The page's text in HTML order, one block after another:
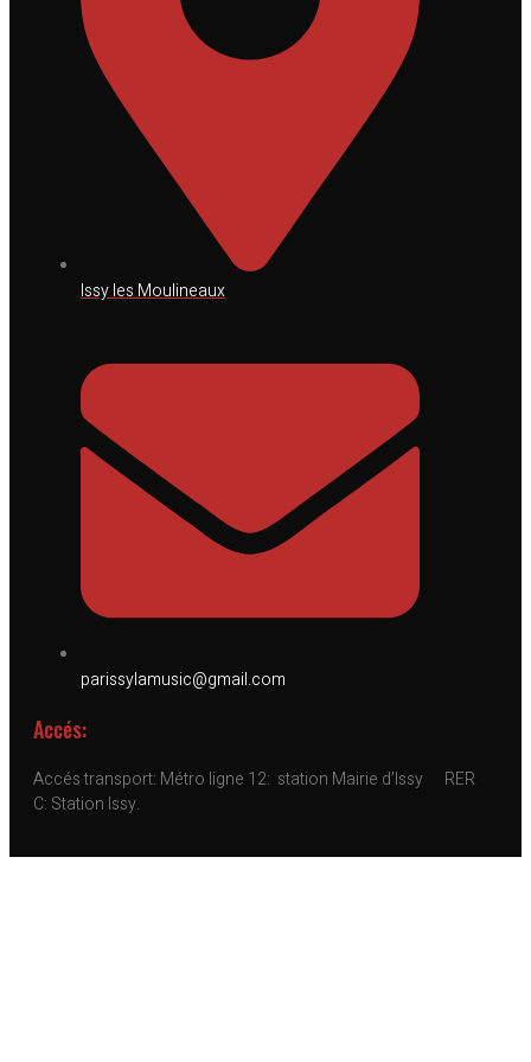
Issy les Moulineaux
parissylamusic@gmail.com
Accés:
Accés transport: Métro ligne 12: station Mairie d’Issy RER
C: Station Issy.